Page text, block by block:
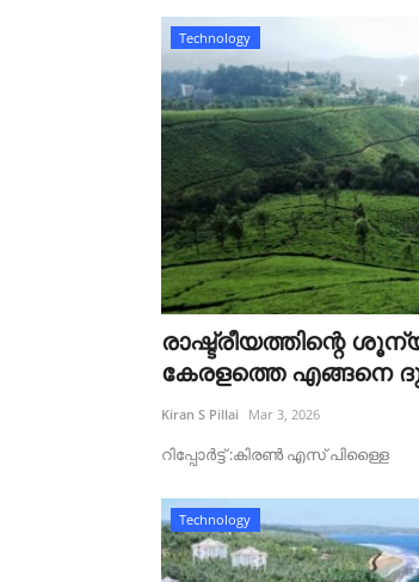
Technology
രാഷ്ട്രീയത്തിന്റെ
കേരളത്തെ എങ്ങനെ
Kiran S Pillai Mar 3, 2026
റിപ്പോർട്ട്‌ :കിരൺ എസ് പിള്ളൈ
Technology